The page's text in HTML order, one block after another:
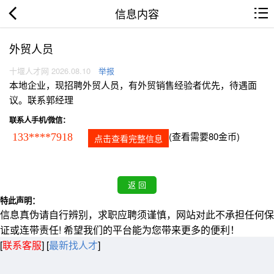
信息内容
外贸人员
十堰人才网 2026.08.10 举报
本地企业，现招聘外贸人员，有外贸销售经验者优先，待遇面
议。联系郭经理
联系人手机/微信：
133****7918 点击查看完整信息 (查看需要80金币)
特此声明：
信息真伪请自行辨别，求职应聘须谨慎，网站对此不承担任何保
证或连带责任! 希望我们的平台能为您带来更多的便利！
[联系客服] [最新找人才]